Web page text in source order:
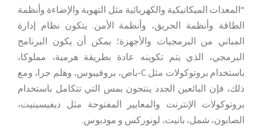
“المعدات الميكانيكية والكهربائية مثل التهوية والإضاءة وأنظمة
الطاقة وأنظمة الحريق، وأنظمة الأمن. يتكون نظام إدارة
المباني من البرمجيات والأجهزة؛ يمكن أن يكون البرنامج
البرمجي، الذي يتم تكوينه عادة بطريقة هرمية، مملوكا،
باستخدام بروتوكولات مثل C-باص، بروفيبوس، وهلم جرا، ومع
ذلك، فإن البائعين الجدد ينتجون بمس التي تتكامل باستخدام
بروتوكولات الإنترنت والمعايير المفتوحة مثل ديفيسينيت،
الصابون، شمل، بانيت، لونوركس و مودبوس.